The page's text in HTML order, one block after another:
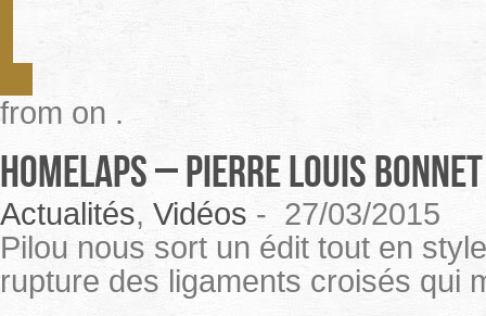
from on .
HOMELAPS – PIERRE LOUIS BONNET
Actualités, Vidéos - 27/03/2015
Pilou nous sort un édit tout en
rupture des ligaments croisés qui